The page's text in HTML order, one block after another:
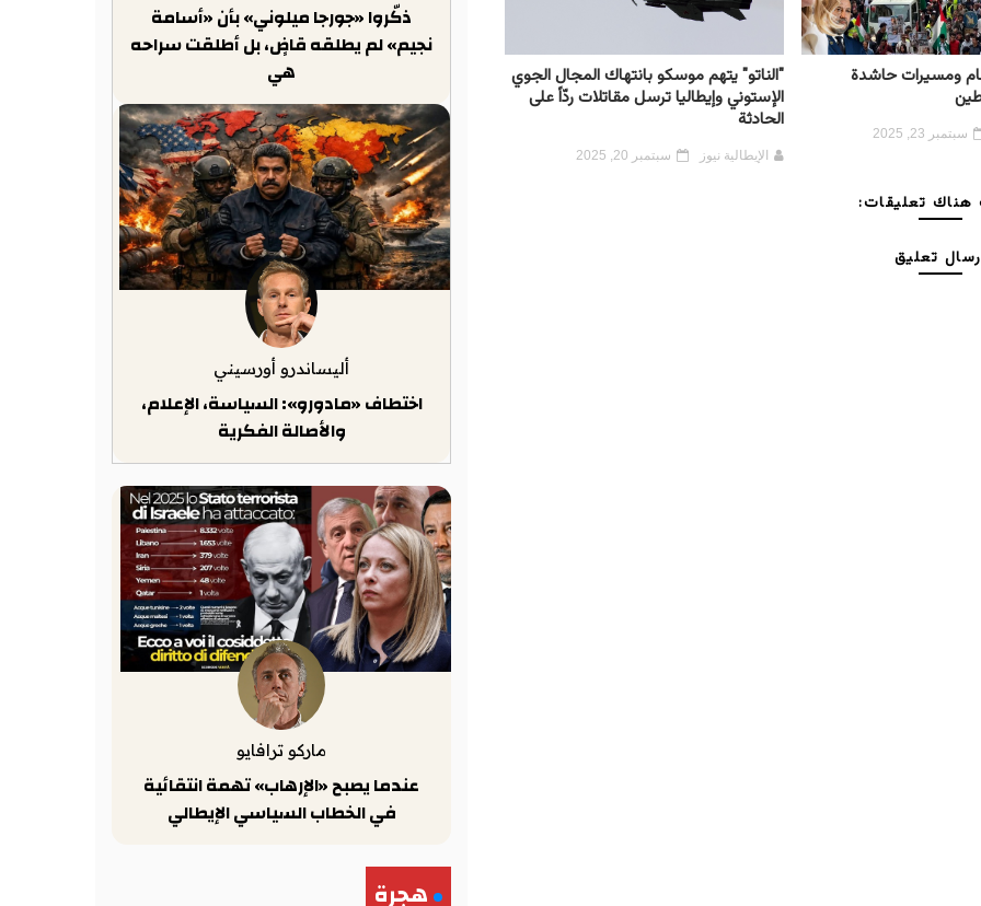
ومسيرات حاشدة
سبتمبر 23, 2025
"الناتو" يتهم موسكو بانتهاك المجال الجوي
الإستوني وإيطاليا ترسل مقاتلات ردّاً على
الحادثة
الإيطالية نيوز سبتمبر 20, 2025
تعليقات:
تعليق
ذكّروا «جورجا ميلوني» بأن «أسامة
نجيم» لم يطلقه قاضٍ، بل أطلقت سراحه
هي
أليساندرو أورسيني
اختطاف «مادورو»: السياسة، الإعلام،
والأصالة الفكرية
ماركو ترافايو
عندما يصبح «الإرهاب» تهمة انتقائية
في الخطاب السياسي الإيطالي
هجرة